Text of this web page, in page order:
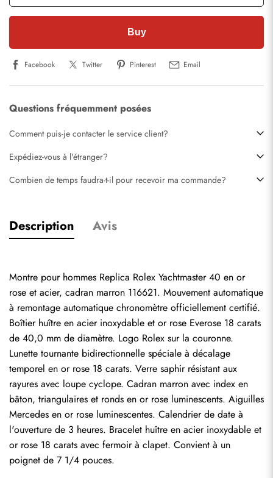
Buy
Facebook Twitter Pinterest Email
Questions fréquemment posées
Comment puis-je contacter le service client?
Expédiez-vous à l'étranger?
Combien de temps faudra-t-il pour recevoir ma commande?
Description Avis
Montre pour hommes Replica Rolex Yachtmaster 40 en or
rose et acier, cadran marron 116621. Mouvement automatique
à remontage automatique chronomètre officiellement certifié.
Boîtier huître en acier inoxydable et or rose Everose 18 carats
de 40,0 mm de diamètre. Logo Rolex sur la couronne.
Lunette tournante bidirectionnelle spéciale à décalage
temporel en or rose 18 carats. Verre saphir résistant aux
rayures avec loupe cyclope. Cadran marron avec index en
bâton, triangulaires et ronds en or rose luminescents. Aiguilles
Mercedes en or rose luminescentes. Calendrier de date à
l'ouverture de 3 heures. Bracelet huître en acier inoxydable et
or rose 18 carats avec fermoir à clapet. Convient à un
poignet de 7 1/4 pouces.